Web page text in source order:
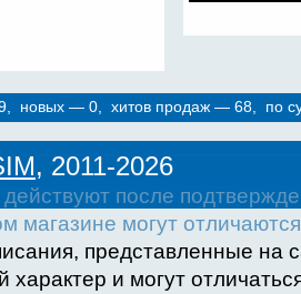
новых — 0, хитов продаж — 68, по
, 2011-2026
после
магазине могут
представленные на
характер и могут